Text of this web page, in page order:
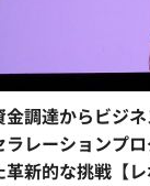
金調達からビジ
ラレーションプ
革新的な挑戦【レ